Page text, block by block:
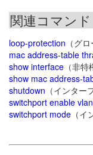
関連コマンド
loop-protection （グ
mac address-table
show interface （非
show mac address-
shutdown （インター
switchport enable vlan
switchport mode （